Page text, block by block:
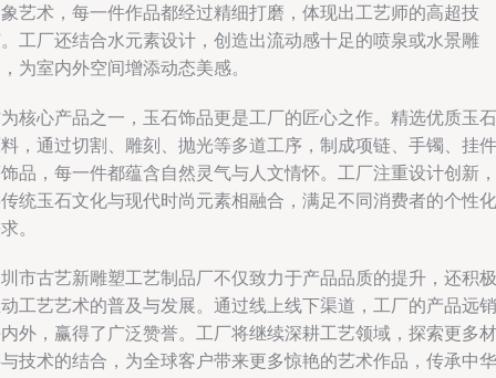
艺术，每一件作品都经过精细打磨，体现出工艺师的高超技
工厂还结合水元素设计，创造出流动感十足的喷泉或水景雕
为室内外空间增添动态美感。
核心产品之一，玉石饰品更是工厂的匠心之作。精选优质玉石
，通过切割、雕刻、抛光等多道工序，制成项链、手镯、挂件
品，每一件都蕴含自然灵气与人文情怀。工厂注重设计创新，
统玉石文化与现代时尚元素相融合，满足不同消费者的个性化
。
市古艺新雕塑工艺制品厂不仅致力于产品品质的提升，还积极
工艺艺术的普及与发展。通过线上线下渠道，工厂的产品远销
外，赢得了广泛赞誉。工厂将继续深耕工艺领域，探索更多材
技术的结合，为全球客户带来更多惊艳的艺术作品，传承中华